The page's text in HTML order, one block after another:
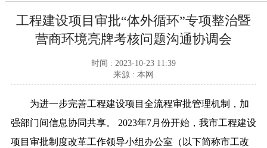
工程建设项目审批“体外循环”专项整治暨
营商环境亮牌考核问题沟通协调会
时间 : 2023-10-23 11:39
来源 : 本网
为进一步完善工程建设项目全流程审批管理机制，加
强部门间信息协同共享。 2023年7月份开始，我市工程建设
项目审批制度改革工作领导小组办公室（以下简称市工改